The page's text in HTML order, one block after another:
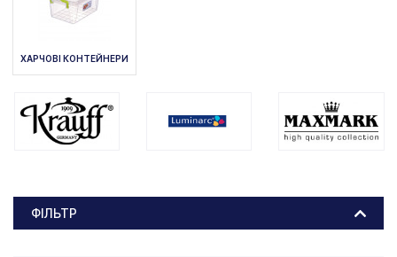
ХАРЧОВІ КОНТЕЙНЕРИ
ФІЛЬТР